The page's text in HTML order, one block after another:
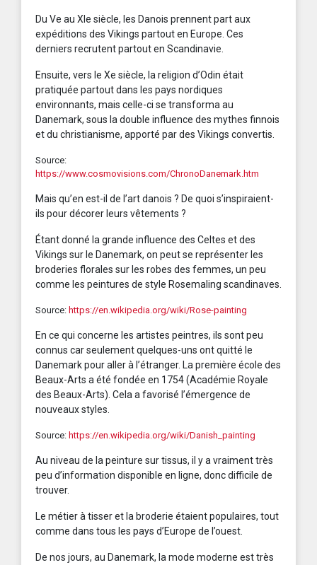
Du Ve au XIe siècle, les Danois prennent part aux
expéditions des Vikings partout en Europe. Ces
derniers recrutent partout en Scandinavie.
Ensuite, vers le Xe siècle, la religion d’Odin était
pratiquée partout dans les pays nordiques
environnants, mais celle-ci se transforma au
Danemark, sous la double influence des mythes finnois
et du christianisme, apporté par des Vikings convertis.
Source:
https://www.cosmovisions.com/ChronoDanemark.htm
Mais qu’en est-il de l’art danois ? De quoi s’inspiraient-
ils pour décorer leurs vêtements ?
Étant donné la grande influence des Celtes et des
Vikings sur le Danemark, on peut se représenter les
broderies florales sur les robes des femmes, un peu
comme les peintures de style Rosemaling scandinaves.
Source: https://en.wikipedia.org/wiki/Rose-painting
En ce qui concerne les artistes peintres, ils sont peu
connus car seulement quelques-uns ont quitté le
Danemark pour aller à l’étranger. La première école des
Beaux-Arts a été fondée en 1754 (Académie Royale
des Beaux-Arts). Cela a favorisé l’émergence de
nouveaux styles.
Source: https://en.wikipedia.org/wiki/Danish_painting
Au niveau de la peinture sur tissus, il y a vraiment très
peu d’information disponible en ligne, donc difficile de
trouver.
Le métier à tisser et la broderie étaient populaires, tout
comme dans tous les pays d’Europe de l’ouest.
De nos jours, au Danemark, la mode moderne est très